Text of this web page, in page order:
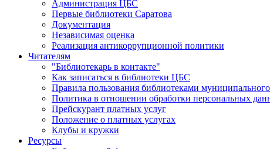
Администрация ЦБС
Первые библиотеки Саратова
Документация
Независимая оценка
Реализация антикоррупционной политики
Читателям
"Библиотекарь в контакте"
Как записаться в библиотеки ЦБС
Правила пользования библиотеками
Политика в отношении обработки персональных
Прейскурант платных услуг
Положение о платных услугах
Клубы и кружки
Ресурсы